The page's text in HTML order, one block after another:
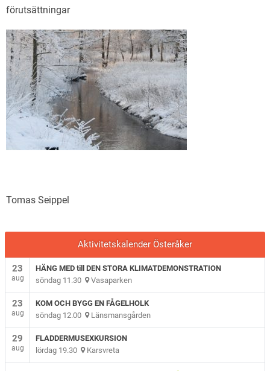
förutsättningar
Tomas Seippel
Aktivitetskalender Österåker
23
aug
HÄNG MED till DEN STORA KLIMATDEMONSTRATION
söndag 11.30 Vasaparken
23
aug
KOM OCH BYGG EN FÅGELHOLK
söndag 12.00 Länsmansgården
29
aug
FLADDERMUSEXKURSION
lördag 19.30 Karsvreta